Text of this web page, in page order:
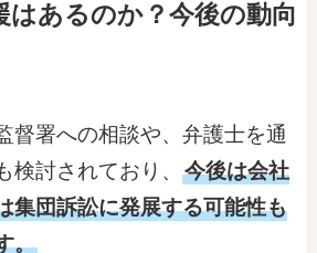
はあるのか？今後の動向
督署への相談や、弁護士を通
検討されており、今後は会社
集団訴訟に発展する可能性も
。